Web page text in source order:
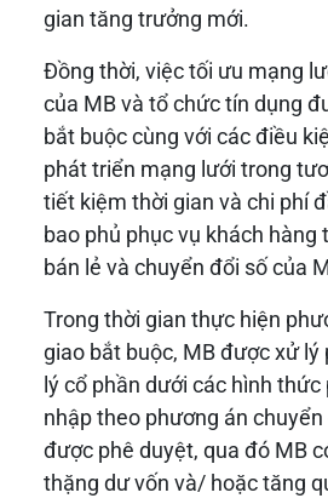
gian tăng trưởng mới.
Đồng thời, việc tối ưu mạng
của MB và tổ chức tín dụng
bắt buộc cùng với các điều
phát triển mạng lưới trong
tiết kiệm thời gian và chi phí
bao phủ phục vụ khách hàng
bán lẻ và chuyển đổi số của
Trong thời gian thực hiện
giao bắt buộc, MB được xử lý
lý cổ phần dưới các hình thức
nhập theo phương án
được phê duyệt, qua đó MB
thặng dư vốn và/ hoặc tăng